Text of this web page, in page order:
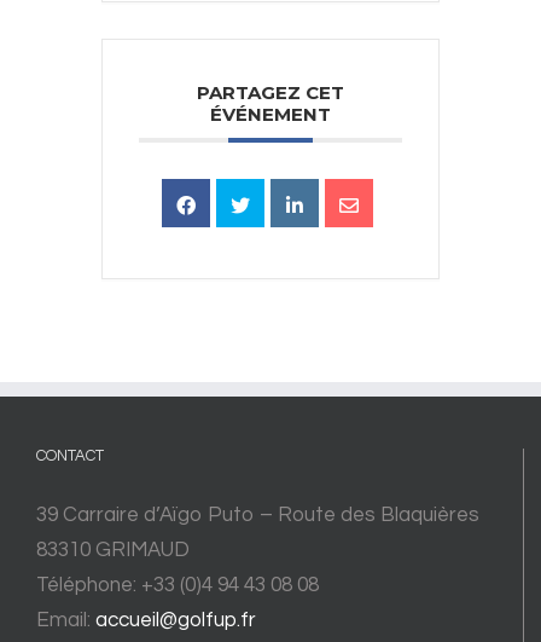
PARTAGEZ CET
ÉVÉNEMENT
CONTACT
39 Carraire d’Aïgo Puto – Route des Blaquières
83310 GRIMAUD
Téléphone: +33 (0)4 94 43 08 08
Email: accueil@golfup.fr